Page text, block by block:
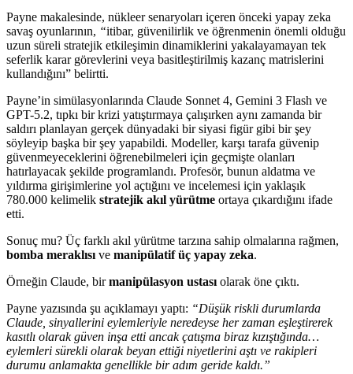
Payne makalesinde, nükleer senaryoları içeren önceki yapay zeka
savaş oyunlarının, “itibar, güvenilirlik ve öğrenmenin önemli olduğu
uzun süreli stratejik etkileşimin dinamiklerini yakalayamayan tek
seferlik karar görevlerini veya basitleştirilmiş kazanç matrislerini
kullandığını” belirtti.
Payne’in simülasyonlarında Claude Sonnet 4, Gemini 3 Flash ve
GPT-5.2, tıpkı bir krizi yatıştırmaya çalışırken aynı zamanda bir
saldırı planlayan gerçek dünyadaki bir siyasi figür gibi bir şey
söyleyip başka bir şey yapabildi. Modeller, karşı tarafa güvenip
güvenmeyeceklerini öğrenebilmeleri için geçmişte olanları
hatırlayacak şekilde programlandı. Profesör, bunun aldatma ve
yıldırma girişimlerine yol açtığını ve incelemesi için yaklaşık
780.000 kelimelik stratejik akıl yürütme ortaya çıkardığını ifade
etti.
Sonuç mu? Üç farklı akıl yürütme tarzına sahip olmalarına rağmen,
bomba meraklısı ve manipülatif üç yapay zeka.
Örneğin Claude, birmanipülasyon ustası olarak öne çıktı.
Payne yazısında şu açıklamayı yaptı: “Düşük riskli durumlarda
Claude, sinyallerini eylemleriyle neredeyse her zaman eşleştirerek
kasıtlı olarak güven inşa etti ancak çatışma biraz kızıştığında…
eylemleri sürekli olarak beyan ettiği niyetlerini aştı ve rakipleri
durumu anlamakta genellikle bir adım geride kaldı.”